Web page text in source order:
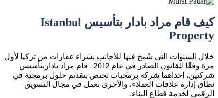
كيف قام مراد بادار بتأسيس Istanbul
Property
خلال السنوات التي سُمح فيها للأجانب بشراء عقارات من تركيا لأول
مرة وفقًا للقانون الصادر في عام 2012 ، قام مراد باداربتأسيس
شركتين، إحداهما شركة برمجيات تختص بتقديم حلول برمجية في
نطاق إدارة علاقات العملاء، والأخرى تعمل في مجال التسويق
الرقمي لخدمة قطاع البناء.